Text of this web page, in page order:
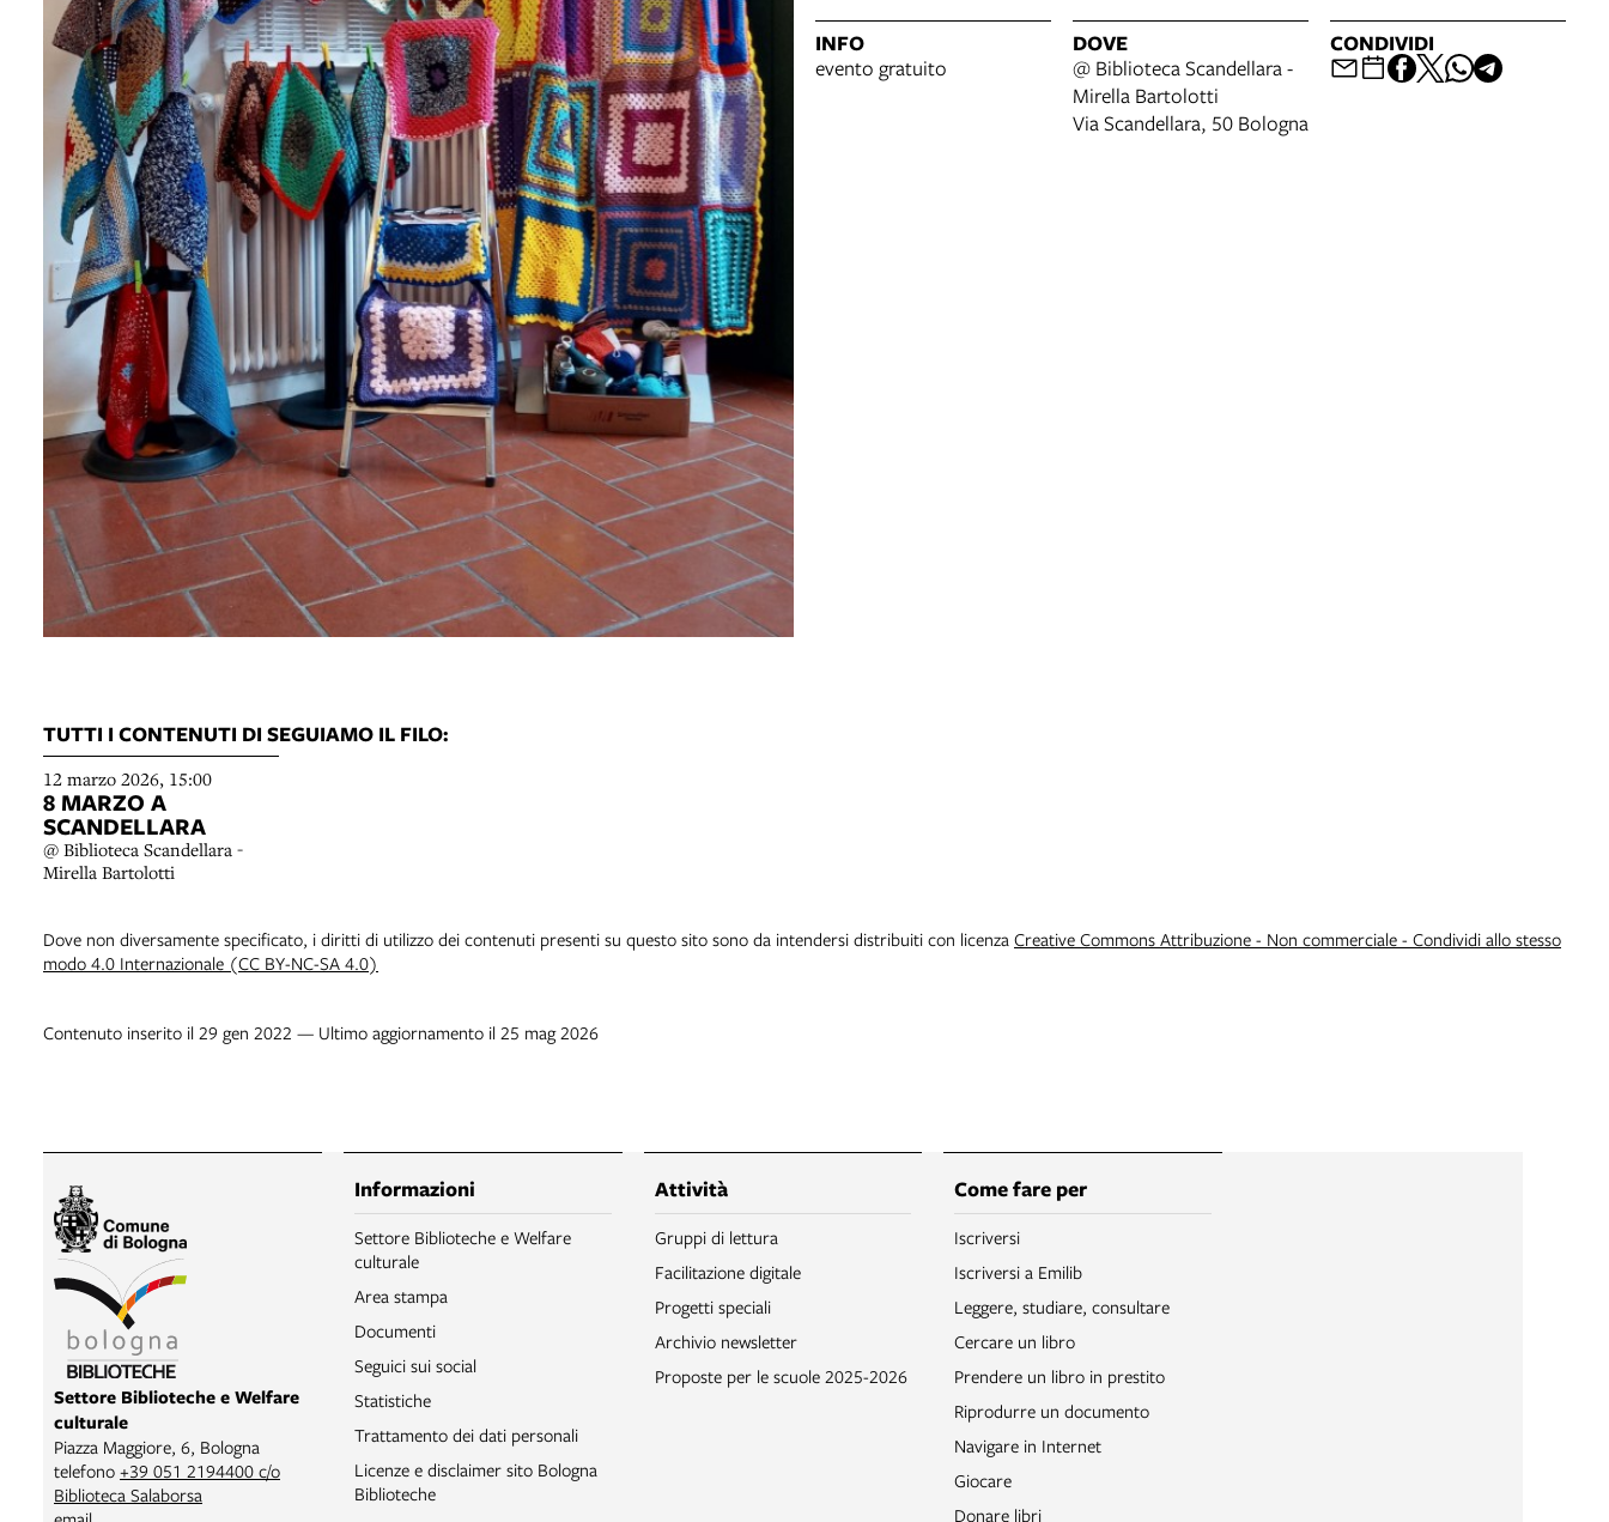
INFO
evento gratuito
DOVE
@ Biblioteca Scandellara -
Mirella Bartolotti
Via Scandellara, 50 Bologna
CONDIVIDI
TUTTI I CONTENUTI DI SEGUIAMO IL FILO:
12 marzo 2026, 15:00
8 MARZO A
SCANDELLARA
@ Biblioteca Scandellara -
Mirella Bartolotti
Dove non diversamente specificato, i diritti di utilizzo dei contenuti presenti su questo sito sono da intendersi distribuiti con licenza Creative Commons Attribuzione - Non commerciale - Condividi allo stesso
modo 4.0 Internazionale (CC BY-NC-SA 4.0)
Contenuto inserito il 29 gen 2022 — Ultimo aggiornamento il 25 mag 2026
Settore Biblioteche e Welfare
culturale
Piazza Maggiore, 6, Bologna
telefono +39 051 2194400 c/o
Biblioteca Salaborsa
Informazioni
Settore Biblioteche e Welfare
culturale
Area stampa
Documenti
Seguici sui social
Statistiche
Trattamento dei dati personali
Licenze e disclaimer sito Bologna
Biblioteche
Attività
Gruppi di lettura
Facilitazione digitale
Progetti speciali
Archivio newsletter
Proposte per le scuole 2025-2026
Come fare per
Iscriversi
Iscriversi a Emilib
Leggere, studiare, consultare
Cercare un libro
Prendere un libro in prestito
Riprodurre un documento
Navigare in Internet
Giocare
Donare libri